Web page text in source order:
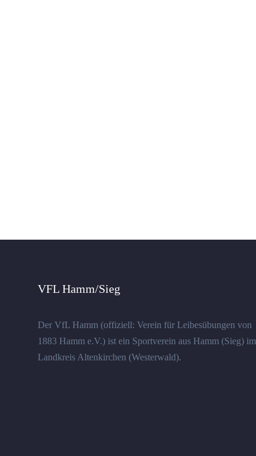
VFL Hamm/Sieg
Der VfL Hamm (offiziell: Verein für Leibesübungen von
1883 Hamm e.V.) ist ein Sportverein aus Hamm (Sieg) im
Landkreis Altenkirchen (Westerwald).